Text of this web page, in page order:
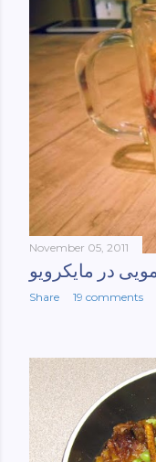
November 05, 2011
در مایکرویو
Share 19 comments